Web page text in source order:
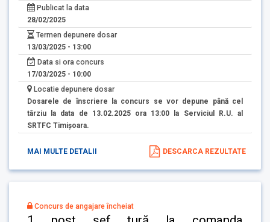
Publicat la data
28/02/2025
Termen depunere dosar
13/03/2025 - 13:00
Data si ora concurs
17/03/2025 - 10:00
Locatie depunere dosar
Dosarele de înscriere la concurs se vor depune până cel
târziu la data de 13.02.2025 ora 13:00 la Serviciul R.U. al
SRTFC Timişoara.
MAI MULTE DETALII DESCARCA REZULTATE
Concurs de angajare încheiat